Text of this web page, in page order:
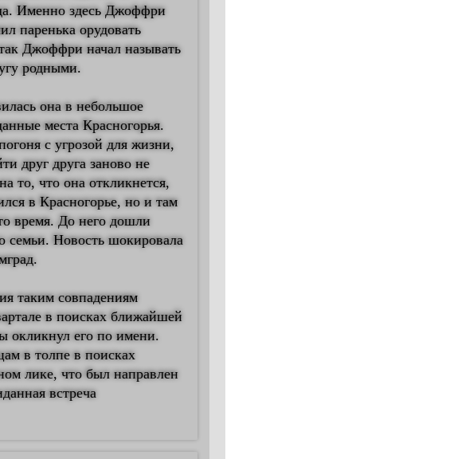
Именно здесь Джоффри
паренька орудовать
Джоффри начал называть
родными.
она в небольшое
места Красногорья.
с угрозой для жизни,
друг друга заново не
то, что она откликнется,
в Красногорье, но и там
время. До него дошли
семьи. Новость шокировала
таким совпадениям
в поисках ближайшей
окликнул его по имени.
в толпе в поисках
лике, что был направлен
встреча